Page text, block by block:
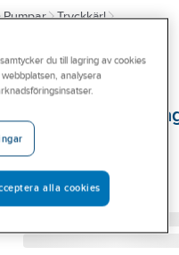
Pumpar
Tryckkärl
GÄVLE TRYCKKÄRL OCH
VATTEN AB
TILL HYDROFOR EPDM
Artikelnummer:
du till lagring av cookies
analysera
alla cookies